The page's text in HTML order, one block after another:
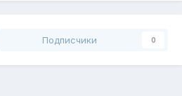
Подписчики 0